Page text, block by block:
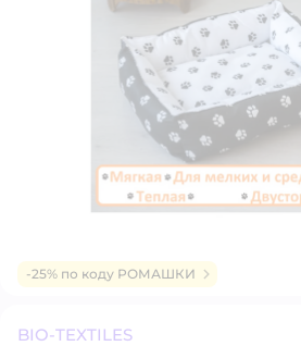
-25% по коду РОМАШКИ
BIO-TEXTILES